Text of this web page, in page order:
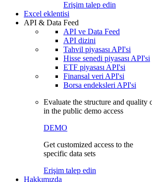
Erişim talep edin
Excel eklentisi
API & Data Feed
API ve Data Feed
API dizini
Tahvil piyasası API'si
Hisse senedi piyasası API'si
ETF piyasası API'si
Finansal veri API'si
Borsa endeksleri API'si
Evaluate the structure and quality
in the public demo access
DEMO
Get customized access to the
specific data sets
Erişim talep edin
Hakkımızda